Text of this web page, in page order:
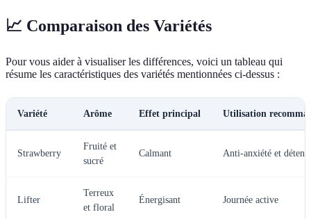
📈 Comparaison des Variétés
Pour vous aider à visualiser les différences, voici un tableau qui
résume les caractéristiques des variétés mentionnées ci-dessus :
Variété Arôme Effet principal Utilisation
Strawberry
Fruité et
sucré
Calmant Anti-anxiété et détente
Lifter
Terreux
et floral
Énergisant Journée active